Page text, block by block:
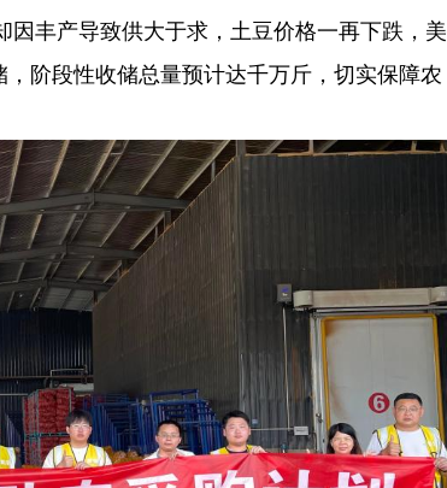
丰产导致供大于求，土豆价格一再下跌，美
阶段性收储总量预计达千万斤，切实保障农